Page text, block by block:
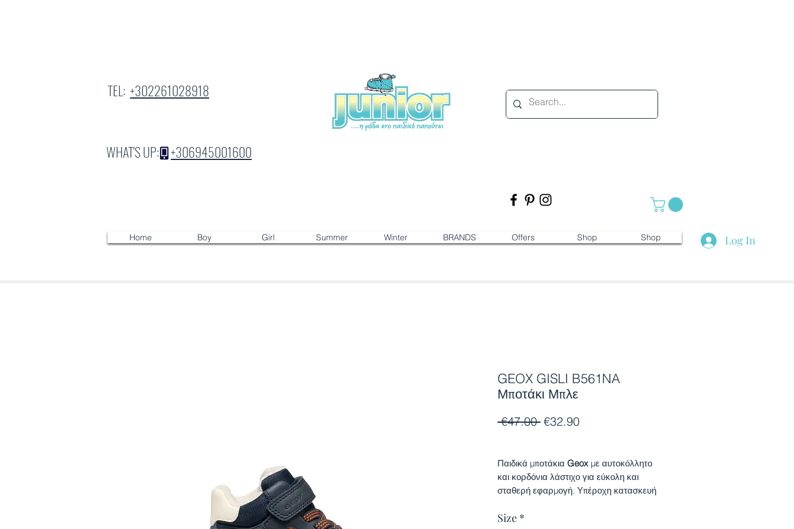
TEL: +302261028918
WHAT'S UP:+306945001600
Home Boy Girl Summer Winter BRANDS Offers Shop Shop Log In
GEOX GISLI B561NA
Μποτάκι Μπλε
€47.00 Regular
€32.90Sale
Παιδικά μποτάκια Geox με αυτοκόλλητο
και κορδόνια λάστιχο για εύκολη και
σταθερή εφαρμογή. Υπέροχη κατασκευή
design που θα ενθουσιάσει τους μικρούς
Size *